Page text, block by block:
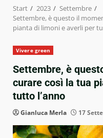
Start 2023
Settembre
Settembre, è questo il
pianta di limoni e averli per
Vivere green
Settembre, è
curare così la tua
tutto l’anno
Gianluca Merla 17